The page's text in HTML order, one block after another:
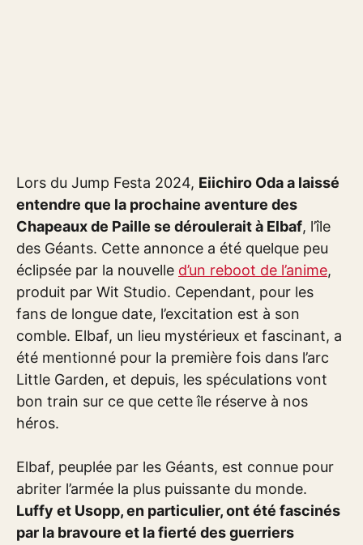
Lors du Jump Festa 2024, Eiichiro Oda a laissé
entendre que la prochaine aventure des
Chapeaux de Paille se déroulerait à Elbaf, l’île
des Géants. Cette annonce a été quelque peu
éclipsée par la nouvelle d’un reboot de l’anime,
produit par Wit Studio. Cependant, pour les
fans de longue date, l’excitation est à son
comble. Elbaf, un lieu mystérieux et fascinant, a
été mentionné pour la première fois dans l’arc
Little Garden, et depuis, les spéculations vont
bon train sur ce que cette île réserve à nos
héros.
Elbaf, peuplée par les Géants, est connue pour
abriter l’armée la plus puissante du monde.
Luffy et Usopp, en particulier, ont été fascinés
par la bravoure et la fierté des guerriers